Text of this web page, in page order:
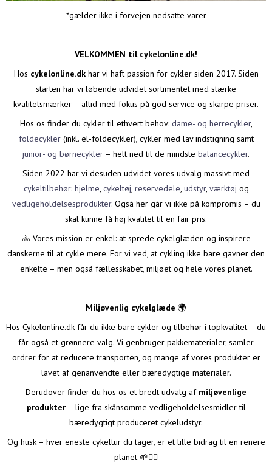
*gælder ikke i forvejen nedsatte varer
VELKOMMEN til cykelonline.dk!
Hos cykelonline.dkhar vi haft passion for cykler siden 2017. Siden
starten har vi løbende udvidet sortimentet med stærke
kvalitetsmærker – altid med fokus på god service og skarpe priser.
Hos os finder du cykler til ethvert behov: dame- og herrecykler,
foldecykler(inkl. el-foldecykler), cykler med lav indstigning samt
junior- og børnecykler – helt ned til de mindste balancecykler.
Siden 2022 har vi desuden udvidet vores udvalg massivt med
cykeltilbehør: hjelme cykeltøj reservedele udstyr, værktøj og
vedligeholdelsesprodukter. Også her går vi ikke på kompromis – du
skal kunne få høj kvalitet til en fair pris.
🚴 Vores mission er enkel: at sprede cykelglæden og inspirere
danskerne til at cykle mere. For vi ved, at cykling ikke bare gavner den
enkelte – men også fællesskabet, miljøet og hele vores planet.
Miljøvenlig cykelglæde 🌍
Hos Cykelonline.dk får du ikke bare cykler og tilbehør i topkvalitet – du
får også et grønnere valg. Vi genbruger pakkematerialer, samler
ordrer for at reducere transporten, og mange af vores produkter er
lavet af genanvendte eller bæredygtige materialer.
Derudover finder du hos os et bredt udvalg af miljøvenlige
produkter– lige fra skånsomme vedligeholdelsesmidler til
bæredygtigt produceret cykeludstyr.
Og husk – hver eneste cykeltur du tager, er et lille bidrag til en renere
planet 🌱🚴‍♂️